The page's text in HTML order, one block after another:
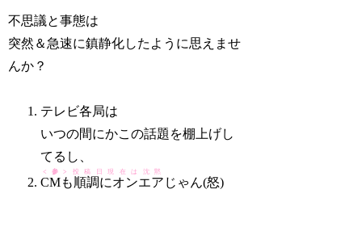
不思議と事態は
突然＆急速に鎮静化したように思えませ
んか？
テレビ各局は
いつの間にかこの話題を棚上げし
てるし、
CMも順調にオンエア
<参> 投稿日現在は沈黙
じゃん(怒)